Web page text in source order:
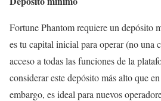
Fortune Phantom requiere un depósito
es tu capital inicial para operar (no una
acceso a todas las funciones de la
considerar este depósito más alto que
embargo, es ideal para nuevos